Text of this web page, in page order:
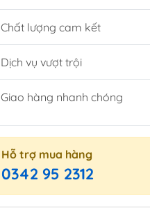
Chất lượng cam kết
Dịch vụ vượt trội
Giao hàng nhanh chóng
Hỗ trợ mua hàng
0342 95 2312